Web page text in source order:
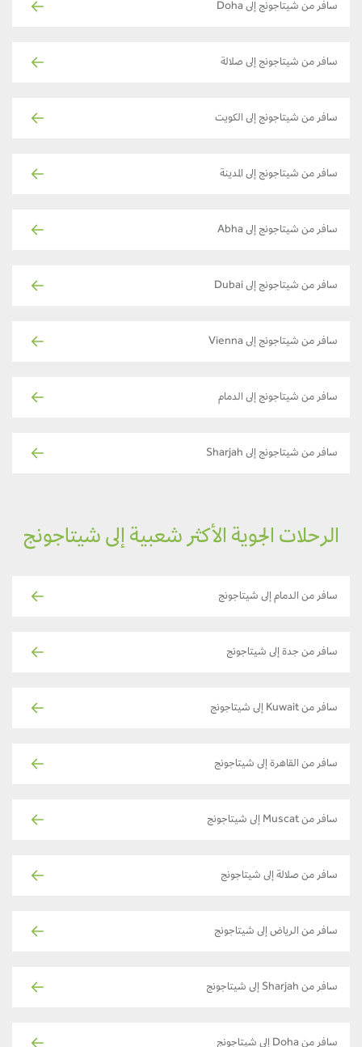
سافر من شيتاجونج إلى Doha
سافر من شيتاجونج إلى صلالة
سافر من شيتاجونج إلى الكويت
سافر من شيتاجونج إلى المدينة
سافر من شيتاجونج إلى Abha
سافر من شيتاجونج إلى Dubai
سافر من شيتاجونج إلى Vienna
سافر من شيتاجونج إلى الدمام
سافر من شيتاجونج إلى Sharjah
الرحلات الجوية الأكثر شعبية إلى شيتاجونج
سافر من الدمام إلى شيتاجونج
سافر من جدة إلى شيتاجونج
سافر من Kuwait إلى شيتاجونج
سافر من القاهرة إلى شيتاجونج
سافر من Muscat إلى شيتاجونج
سافر من صلالة إلى شيتاجونج
سافر من الرياض إلى شيتاجونج
سافر من Sharjah إلى شيتاجونج
سافر من Doha إلى شيتاجونج